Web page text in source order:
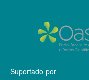
Suportado por